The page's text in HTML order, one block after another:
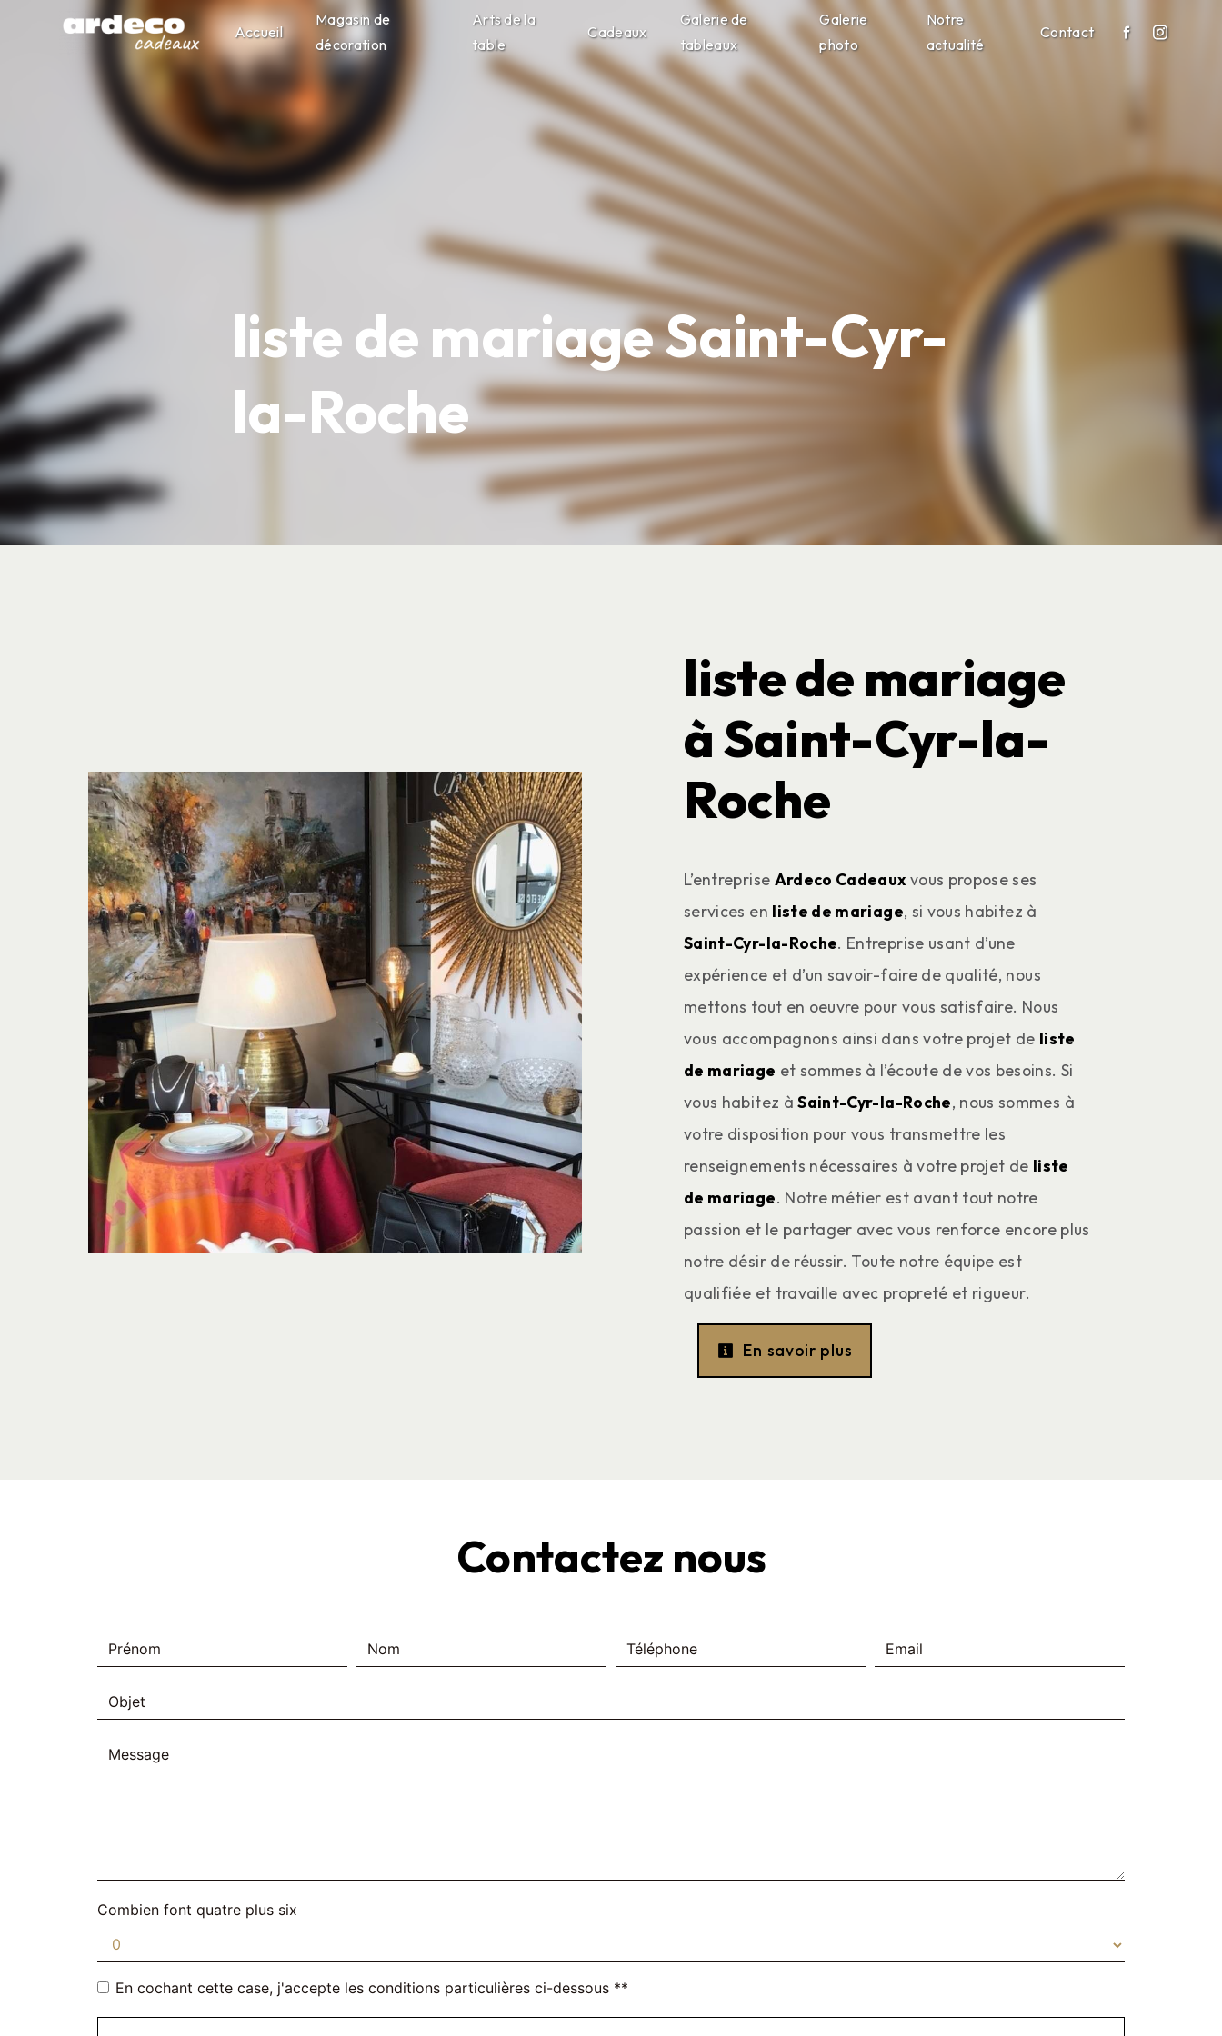
Accueil
Magasin de
décoration
Arts de la
table
Cadeaux
Galerie de
tableaux
Galerie
photo
Notre
actualité
Contact
liste de mariage Saint-Cyr-
la-Roche
liste de mariage
à Saint-Cyr-la-
Roche
L’entreprise Ardeco Cadeauxvous propose ses
services en liste de mariage, si vous habitez à
Saint-Cyr-la-Roche. Entreprise usant d’une
expérience et d’un savoir-faire de qualité, nous
mettons tout en oeuvre pour vous satisfaire. Nous
vous accompagnons ainsi dans votre projet de liste
de mariage et sommes à l’écoute de vos besoins. Si
vous habitez àSaint-Cyr-la-Roche, nous sommes à
votre disposition pour vous transmettre les
renseignements nécessaires à votre projet de liste
de mariage. Notre métier est avant tout notre
passion et le partager avec vous renforce encore plus
notre désir de réussir. Toute notre équipe est
qualifiée et travaille avec propreté et rigueur.
En savoir plus
Contactez nous
Combien font quatre plus six
En cochant cette case, j'accepte les conditions particulières ci-dessous **
Panneau de gestion des cookies